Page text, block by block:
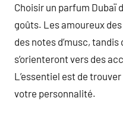
Choisir un parfum Dubaï
goûts. Les amoureux
des notes d’musc,
s’orienteront vers des
L’essentiel est de
votre personnalité.